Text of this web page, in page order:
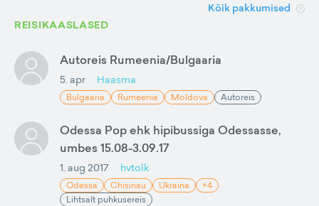
Kõik pakkumised
REISIKAASLASED
Autoreis Rumeenia/Bulgaaria
5. apr Haasma
Bulgaaria Rumeenia Moldova Autoreis
Odessa Pop ehk hipibussiga Odessasse,
umbes 15.08-3.09.17
1. aug 2017 hvtolk
Odessa Chisinau Ukraina
+4
Lihtsalt puhkusereis